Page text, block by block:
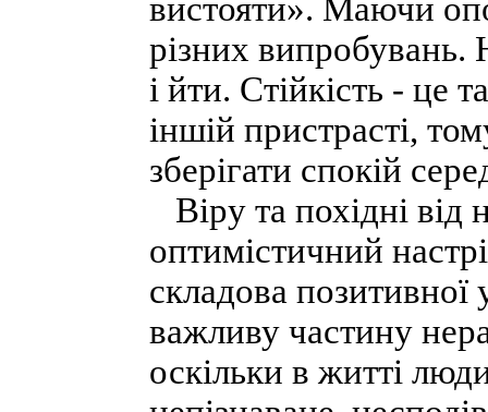
вистояти». Маючи
різних випробувань.
і йти. Стійкість - це
іншій пристрасті,
зберігати спокій
Віру та похідні від
оптимістичний
складова
важливу частину
оскільки в житті